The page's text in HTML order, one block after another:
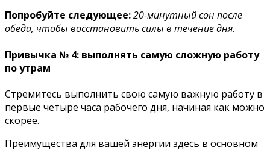
Попробуйте следующее:20-минутный сон после
обеда, чтобы восстановить силы в течение дня.
Привычка № 4: выполнять самую сложную работу
по утрам
Стремитесь выполнить свою самую важную работу в
первые четыре часа рабочего дня, начиная как можно
скорее.
Преимущества для вашей энергии здесь в основном